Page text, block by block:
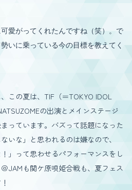
愛がってくれたんですね（笑）。で
いに乗っている今の目標を教えてく
この夏は、TIF（＝TOKYO IDOL
の出演とメインステージ
っています。バズって話題になった
いな」と思われるのは嫌なので、
！」って思わせるパフォーマンスをし
JAMも関ケ原唄姫合戦も、夏フェス